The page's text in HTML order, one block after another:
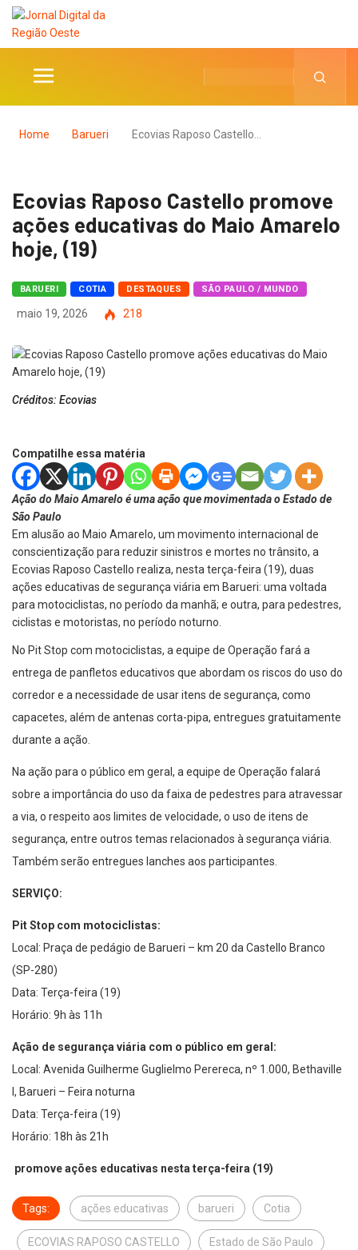
Home Barueri Ecovias Raposo Castello…
Ecovias Raposo Castello promove
ações educativas do Maio Amarelo
hoje, (19)
BARUERI COTIA DESTAQUES SÃO PAULO / MUNDO
maio 19, 2026 218
Créditos: Ecovias
Compatilhe essa matéria
Ação do Maio Amarelo é uma ação que movimentada o Estado de
São Paulo
Em alusão ao Maio Amarelo, um movimento internacional de
conscientização para reduzir sinistros e mortes no trânsito, a
Ecovias Raposo Castello realiza, nesta terça-feira (19), duas
ações educativas de segurança viária em Barueri: uma voltada
para motociclistas, no período da manhã; e outra, para pedestres,
ciclistas e motoristas, no período noturno.
No Pit Stop com motociclistas, a equipe de Operação fará a
entrega de panfletos educativos que abordam os riscos do uso do
corredor e a necessidade de usar itens de segurança, como
capacetes, além de antenas corta-pipa, entregues gratuitamente
durante a ação.
Na ação para o público em geral, a equipe de Operação falará
sobre a importância do uso da faixa de pedestres para atravessar
a via, o respeito aos limites de velocidade, o uso de itens de
segurança, entre outros temas relacionados à segurança viária.
Também serão entregues lanches aos participantes.
SERVIÇO:
Pit Stop com motociclistas:
Local: Praça de pedágio de Barueri – km 20 da Castello Branco
(SP-280)
Data: Terça-feira (19)
Horário: 9h às 11h
Ação de segurança viária com o público em geral:
Local: Avenida Guilherme Guglielmo Perereca, nº 1.000, Bethaville
I, Barueri – Feira noturna
Data: Terça-feira (19)
Horário: 18h às 21h
promove ações educativas nesta terça-feira (19)
Tags: ações educativas barueri Cotia
ECOVIAS RAPOSO CASTELLO Estado de São Paulo